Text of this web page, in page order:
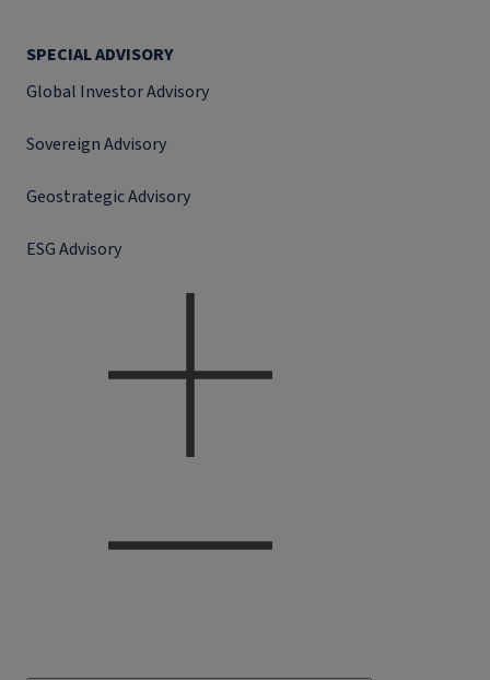
SPECIAL ADVISORY
Global Investor Advisory
Sovereign Advisory
Geostrategic Advisory
ESG Advisory